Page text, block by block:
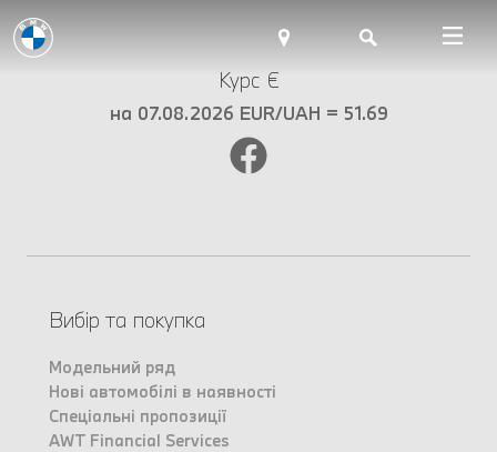
Курс €
на 07.08.2026 EUR/UAH = 51.69
Вибір та покупка
Модельний ряд
Нові автомобілі в наявності
Спеціальні пропозиції
AWT Financial Services